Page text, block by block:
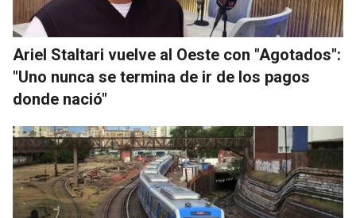
Ariel Staltari vuelve al Oeste con "Agotados":
"Uno nunca se termina de ir de los pagos
donde nació"